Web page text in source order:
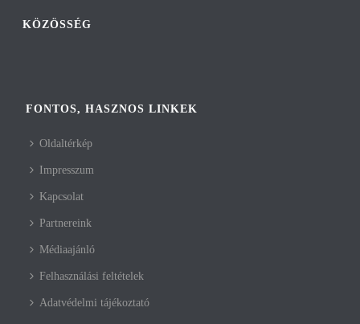
KÖZÖSSÉG
FONTOS, HASZNOS LINKEK
Oldaltérkép
Impresszum
Kapcsolat
Partnereink
Médiaajánló
Felhasználási feltételek
Adatvédelmi tájékoztató